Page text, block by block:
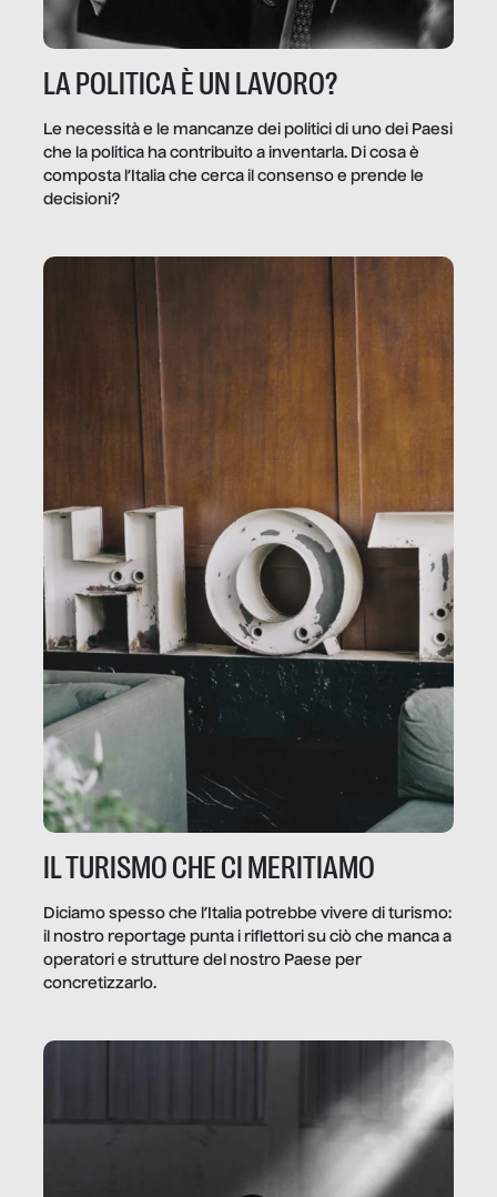
LA POLITICA È UN LAVORO?
Le necessità e le mancanze dei politici di uno dei Paesi
che la politica ha contribuito a inventarla. Di cosa è
composta l’Italia che cerca il consenso e prende le
decisioni?
IL TURISMO CHE CI MERITIAMO
Diciamo spesso che l’Italia potrebbe vivere di turismo:
il nostro reportage punta i riflettori su ciò che manca a
operatori e strutture del nostro Paese per
concretizzarlo.